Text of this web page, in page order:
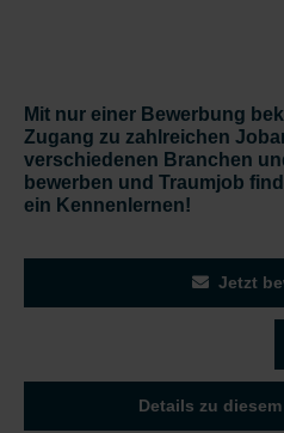
Mit nur einer Bewerbung
Zugang zu zahlreichen
verschiedenen Branchen
bewerben und Traumjob
ein Kennenlernen!
Jetzt
Details zu